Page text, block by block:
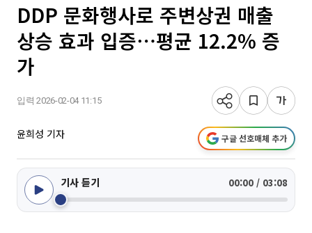
DDP 문화행사로 주변상권 매출
상승 효과 입증⋯평균 12.2% 증
가
입력 2026-02-04 11:15
윤희성 기자 구글 선호매체 추가
기사 듣기 00:00 / 03:08